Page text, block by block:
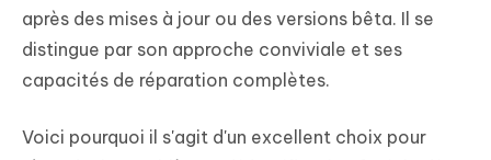
après des mises à jour ou des versions bêta. Il se
distingue par son approche conviviale et ses
capacités de réparation complètes.
Voici pourquoi il s'agit d'un excellent choix pour